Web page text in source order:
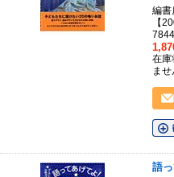
編書
【
在庫
ませ
語